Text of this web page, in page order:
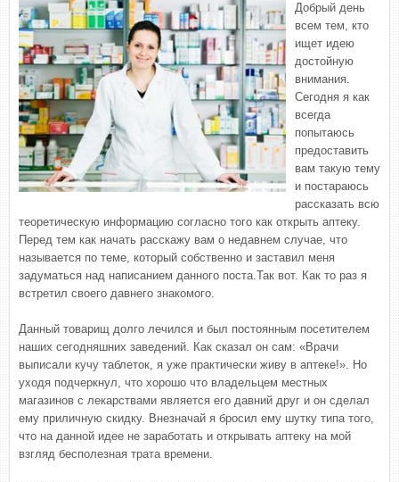
Добрый день
всем тем, кто
ищет идею
достойную
внимания.
Сегодня я как
всегда
попытаюсь
предоставить
вам такую тему
и постараюсь
рассказать всю
теоретическую информацию согласно того как открыть аптеку.
Перед тем как начать расскажу вам о недавнем случае, что
называется по теме, который собственно и заставил меня
задуматься над написанием данного поста.Так вот. Как то раз я
встретил своего давнего знакомого.
Данный товарищ долго лечился и был постоянным посетителем
наших сегодняшних заведений. Как сказал он сам: «Врачи
выписали кучу таблеток, я уже практически живу в аптеке!». Но
уходя подчеркнул, что хорошо что владельцем местных
магазинов с лекарствами является его давний друг и он сделал
ему приличную скидку. Внезначай я бросил ему шутку типа того,
что на данной идее не заработать и открывать аптеку на мой
взгляд бесполезная трата времени.